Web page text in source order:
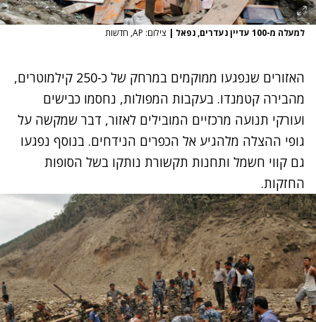
למעלה מ-100 עדיין נעדרים, נפאל | צילום: AP, חדשות
האזורים שנפגעו ממוקמים במרחק של כ-250 קילמוטרים,
מהבירה קטמנדו. בעקבות המפולות, נחסמו כבישים
ועורקי תנועה מרכזיים המובילים לאזור, דבר שמקשה על
גופי ההצלה מלהגיע אל הכפרים הנידחים. בנוסף נפגעו
גם קווי חשמל ותחנות תקשורת נותקו בשל הסופות
החזקות.